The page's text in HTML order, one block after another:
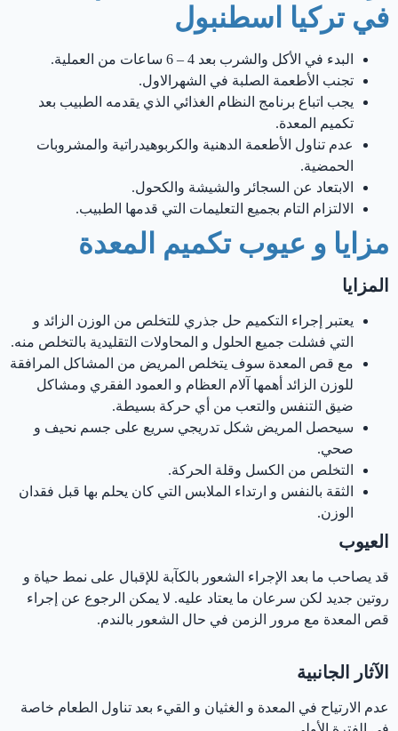
في تركيا اسطنبول
البدء في الأكل والشرب بعد 4 – 6 ساعات من العملية.
تجنب الأطعمة الصلبة في الشهرالاول.
يجب اتباع برنامج النظام الغذائي الذي يقدمه الطبيب بعد
تكميم المعدة.
عدم تناول الأطعمة الدهنية والكربوهيدراتية والمشروبات
الحمضية.
الابتعاد عن السجائر والشيشة والكحول.
الالتزام التام بجميع التعليمات التي قدمها الطبيب.
مزايا و عيوب تكميم المعدة
المزايا
يعتبر إجراء التكميم حل جذري للتخلص من الوزن الزائد و
التي فشلت جميع الحلول و المحاولات التقليدية بالتخلص منه.
مع قص المعدة سوف يتخلص المريض من المشاكل المرافقة
للوزن الزائد أهمها آلام العظام و العمود الفقري ومشاكل
ضيق التنفس والتعب من أي حركة بسيطة.
سيحصل المريض شكل تدريجي سريع على جسم نحيف و
صحي.
التخلص من الكسل وقلة الحركة.
الثقة بالنفس و ارتداء الملابس التي كان يحلم بها قبل فقدان
الوزن.
العيوب
قد يصاحب ما بعد الإجراء الشعور بالكآبة للإقبال على نمط حياة و
روتين جديد لكن سرعان ما يعتاد عليه. لا يمكن الرجوع عن إجراء
قص المعدة مع مرور الزمن في حال الشعور بالندم.
الآثار الجانبية
عدم الارتياح في المعدة و الغثيان و القيء بعد تناول الطعام خاصة